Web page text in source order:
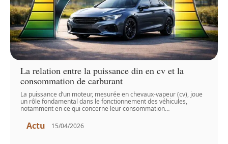
La relation entre la puissance din en cv et la
consommation de carburant
La puissance d’un moteur, mesurée en chevaux-vapeur (cv), joue
un rôle fondamental dans le fonctionnement des véhicules,
notamment en ce qui concerne leur consommation…
Actu 15/04/2026